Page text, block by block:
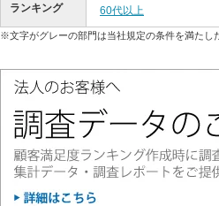
ランキング
60代以上
※文字がグレーの部門は当社規定の条件を満たし